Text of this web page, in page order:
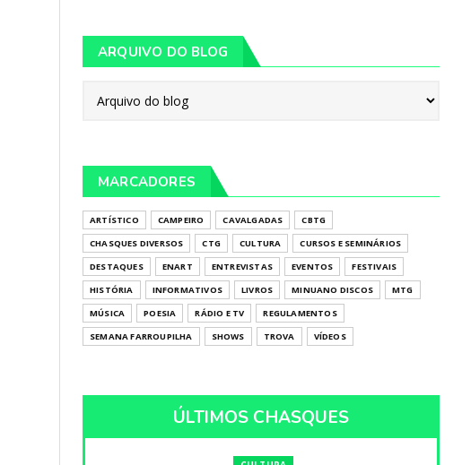
ARQUIVO DO BLOG
MARCADORES
ARTÍSTICO CAMPEIRO CAVALGADAS
CBTG
CHASQUES DIVERSOS
CTG CULTURA
CURSOS E SEMINÁRIOS
DESTAQUES
ENART ENTREVISTAS EVENTOS
FESTIVAIS
HISTÓRIA
INFORMATIVOS LIVROS MINUANO DISCOS
MTG
MÚSICA
POESIA RÁDIO E TV
REGULAMENTOS
SEMANA FARROUPILHA
SHOWS TROVA VÍDEOS
ÚLTIMOS CHASQUES